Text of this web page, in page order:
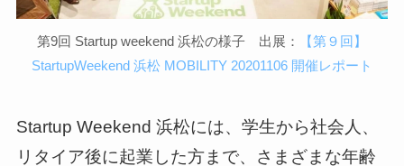
第9回 Startup weekend 浜松の様子 出展：
【第９回】
StartupWeekend 浜松 MOBILITY 20201106 開催レポート
Startup Weekend 浜松には、学生から社会人、
リタイア後に起業した方まで、さまざまな年齢